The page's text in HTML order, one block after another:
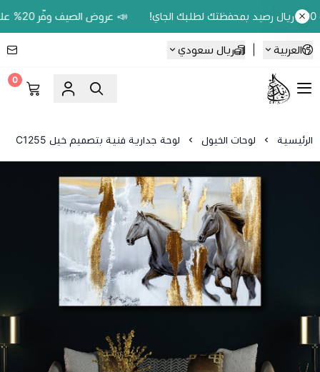
📣 عروض الصيف وفّر 20% على اللوحات الحين.. واكسب 200 ريال رصيد بمحفظتك لطلبك الجاي!
العربية ريال سعودي
Ebbdaa art
0
الرئيسية لوحات الخيول لوحة جدارية فنية بتصميم خيل C1255